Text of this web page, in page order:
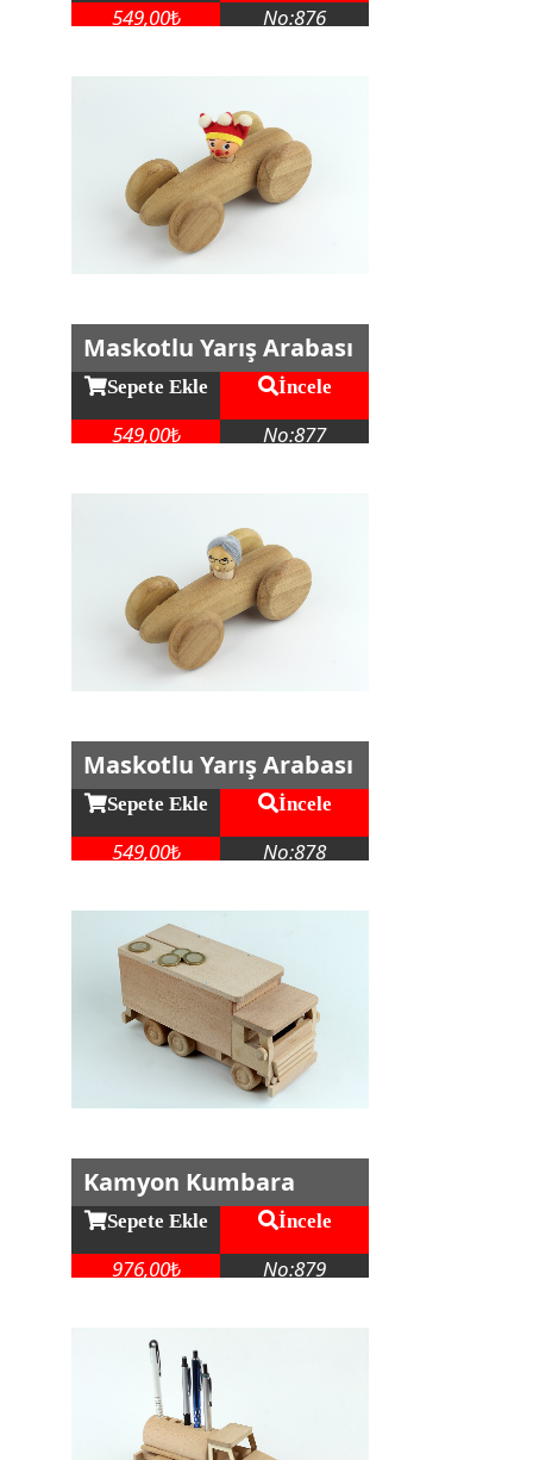
549,00₺ No:876
Maskotlu Yarış Arabası
Sepete Ekle İncele
549,00₺ No:877
Maskotlu Yarış Arabası
Sepete Ekle İncele
549,00₺ No:878
Kamyon Kumbara
Sepete Ekle İncele
976,00₺ No:879